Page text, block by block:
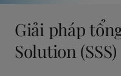
Giải pháp
Solution (SSS)